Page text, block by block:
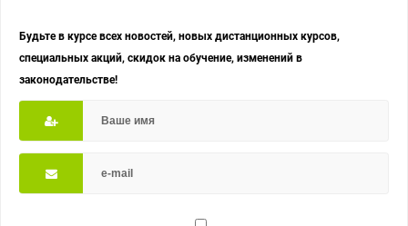
Будьте в курсе всех новостей, новых дистанционных курсов,
специальных акций, скидок на обучение, изменений в
законодательстве!